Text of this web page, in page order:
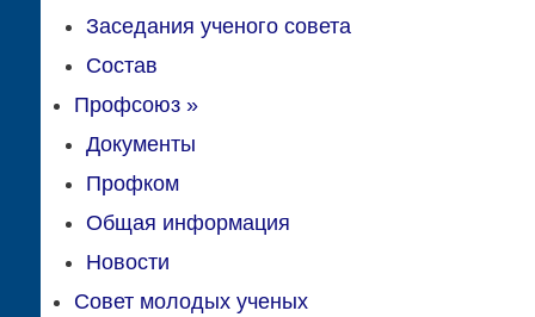
Заседания ученого совета
Состав
Профсоюз»
Документы
Профком
Общая информация
Новости
Совет молодых ученых